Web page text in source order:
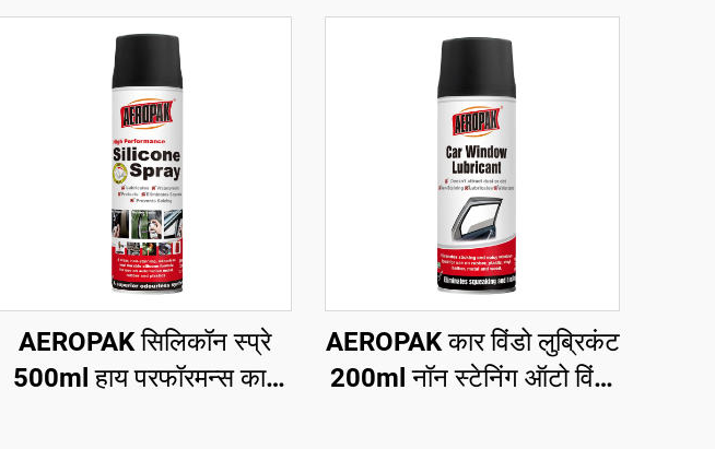
AEROPAK सिलिकॉन स्प्रे
500ml हाय परफॉरमन्स कार
AEROPAK कार विंडो लुब्रिकंट
200ml नॉन स्टेनिंग ऑटो विंडो